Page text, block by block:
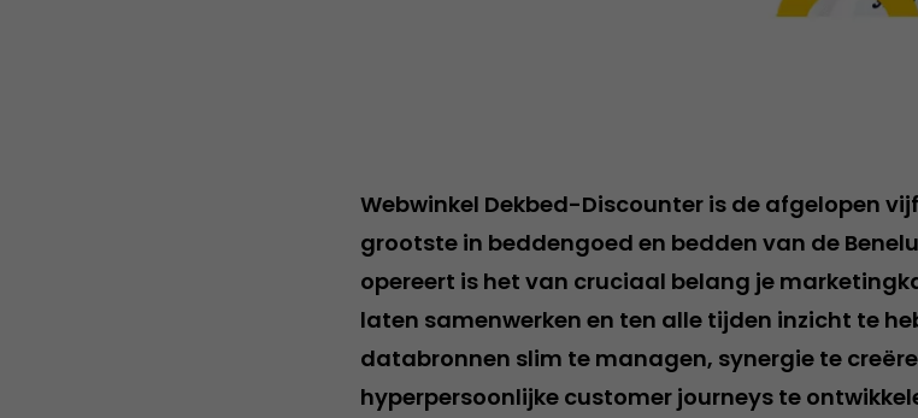
Webwinkel Dekbed-Discounter is de afgelopen
grootste in beddengoed en bedden van de
opereert is het van cruciaal belang je
laten samenwerken en ten alle tijden inzicht te
databronnen slim te managen, synergie te
hyperpersoonlijke customer journeys te